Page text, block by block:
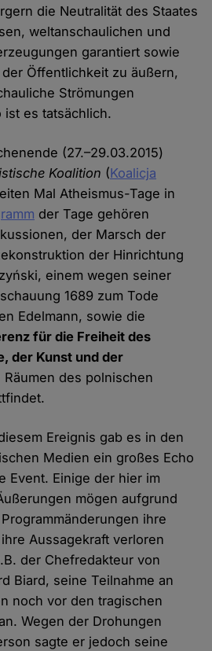
die Neutralität des Staates
weltanschaulichen und
garantiert sowie
Öffentlichkeit zu äußern,
Strömungen
ist es tatsächlich.
(27.–29.03.2015)
Koalition (Koalicja
Mal Atheismus-Tage in
der Tage gehören
der Marsch der
der Hinrichtung
einem wegen seiner
1689 zum Tode
Edelmann, sowie die
für die Freiheit des
der Kunst und der
Räumen des polnischen
Ereignis gab es in den
Medien ein großes Echo
Event. Einige der hier im
mögen aufgrund
ihre
Aussagekraft verloren
der Chefredakteur von
Biard, seine Teilnahme an
noch vor den tragischen
Wegen der Drohungen
sagte er jedoch seine